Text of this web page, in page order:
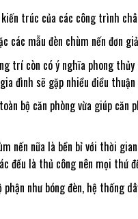
trúc của các công trình
mẫu đèn chùm nến đơn
trí còn có ý nghĩa phong
đình sẽ gặp nhiều điều
bộ căn phòng vừa giúp
nến nữa là bền bỉ với thời
đều là thủ công nên mọi thứ
như bóng đèn, hệ thống